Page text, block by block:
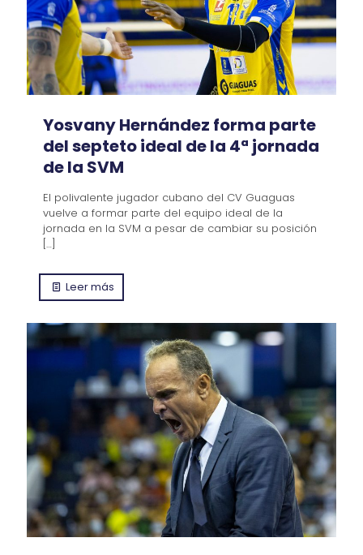
Yosvany Hernández forma parte
del septeto ideal de la 4ª jornada
de la SVM
El polivalente jugador cubano del CV Guaguas
vuelve a formar parte del equipo ideal de la
jornada en la SVM a pesar de cambiar su posición
[…]
Leer más